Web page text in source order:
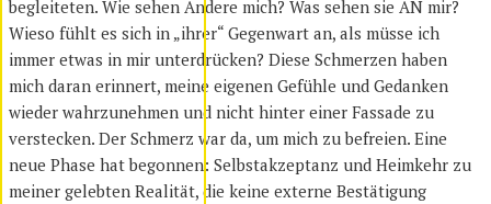
begleiteten. Wie sehen Andere mich? Was sehen sie AN mir?
Wieso fühlt es sich in „ihrer“ Gegenwart an, als müsse ich
immer etwas in mir unterdrücken? Diese Schmerzen haben
mich daran erinnert, meine eigenen Gefühle und Gedanken
wieder wahrzunehmen und nicht hinter einer Fassade zu
verstecken. Der Schmerz war da, um mich zu befreien. Eine
neue Phase hat begonnen: Selbstakzeptanz und Heimkehr zu
meiner gelebten Realität, die keine externe Bestätigung